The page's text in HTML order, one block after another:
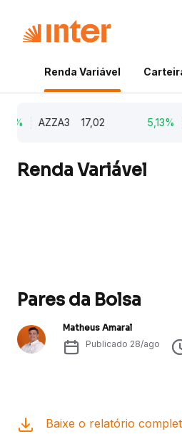
Renda Variável
AZZA3 17,02 5,13%
Renda Variável
Pares da Bolsa
Matheus Amaral
Publicado 28/ago
Baixe o relatório